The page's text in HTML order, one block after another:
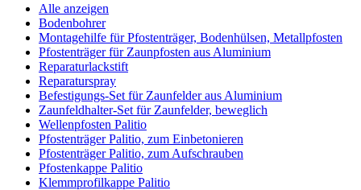
Alle anzeigen
Bodenbohrer
Montagehilfe für Pfostenträger, Bodenhülsen, Metallpfosten
Pfostenträger für Zaunpfosten aus Aluminium
Reparaturlackstift
Reparaturspray
Befestigungs-Set für Zaunfelder aus Aluminium
Zaunfeldhalter-Set für Zaunfelder, beweglich
Wellenpfosten Palitio
Pfostenträger Palitio, zum Einbetonieren
Pfostenträger Palitio, zum Aufschrauben
Pfostenkappe Palitio
Klemmprofilkappe Palitio